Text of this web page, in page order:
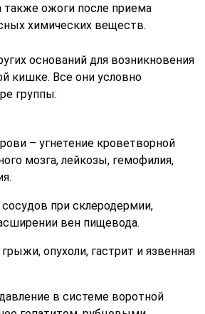
также ожоги после приема
химических веществ.
оснований для возникновения
кишке. Все они условно
группы:
– угнетение кроветворной
мозга, лейкозы, гемофилия,
при склеродермии,
вен пищевода.
опухоли, гастрит и язвенная
в системе воротной